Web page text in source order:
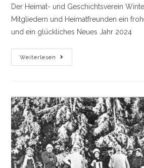
Der Heimat- und Geschichtsverein
Mitgliedern und Heimatfreunden ein
und ein glückliches Neues Jahr 2024
Weiterlesen Weihnachtsgruß